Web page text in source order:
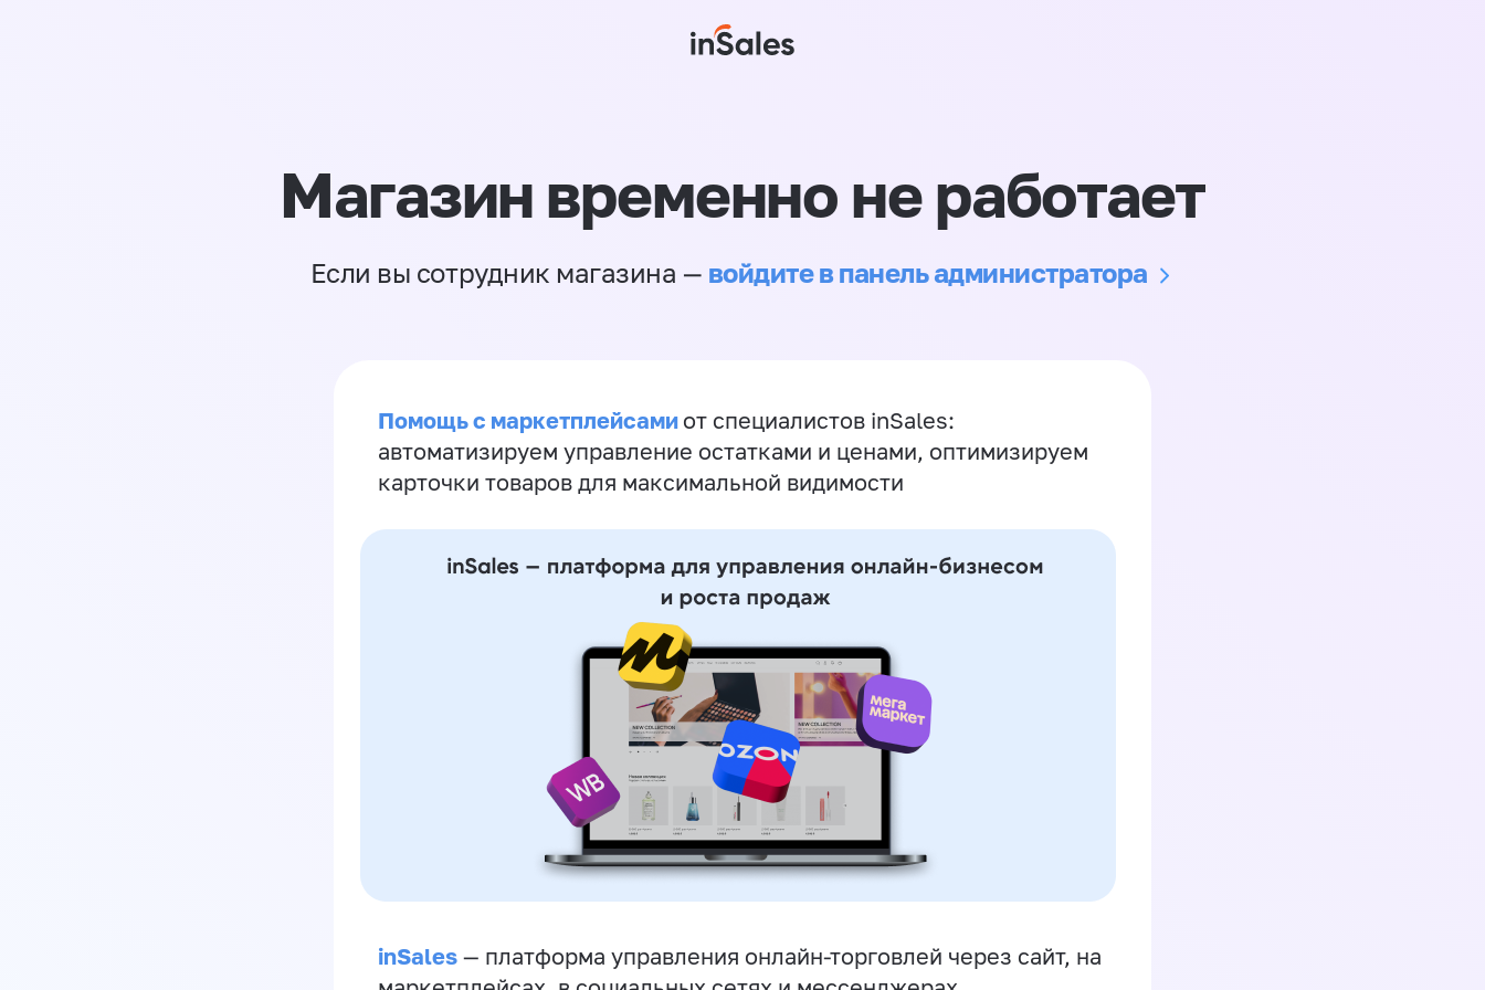
Магазин временно не работает
Если вы сотрудник магазина — войдите в панель администратора
Помощь с маркетплейсами от специалистов inSales:
автоматизируем управление остатками и ценами, оптимизируем
карточки товаров для максимальной видимости
inSales — платформа управления онлайн-торговлей через сайт, на